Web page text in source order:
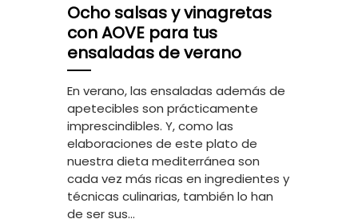
Ocho salsas y vinagretas
con AOVE para tus
ensaladas de verano
En verano, las ensaladas además de
apetecibles son prácticamente
imprescindibles. Y, como las
elaboraciones de este plato de
nuestra dieta mediterránea son
cada vez más ricas en ingredientes y
técnicas culinarias, también lo han
de ser sus...